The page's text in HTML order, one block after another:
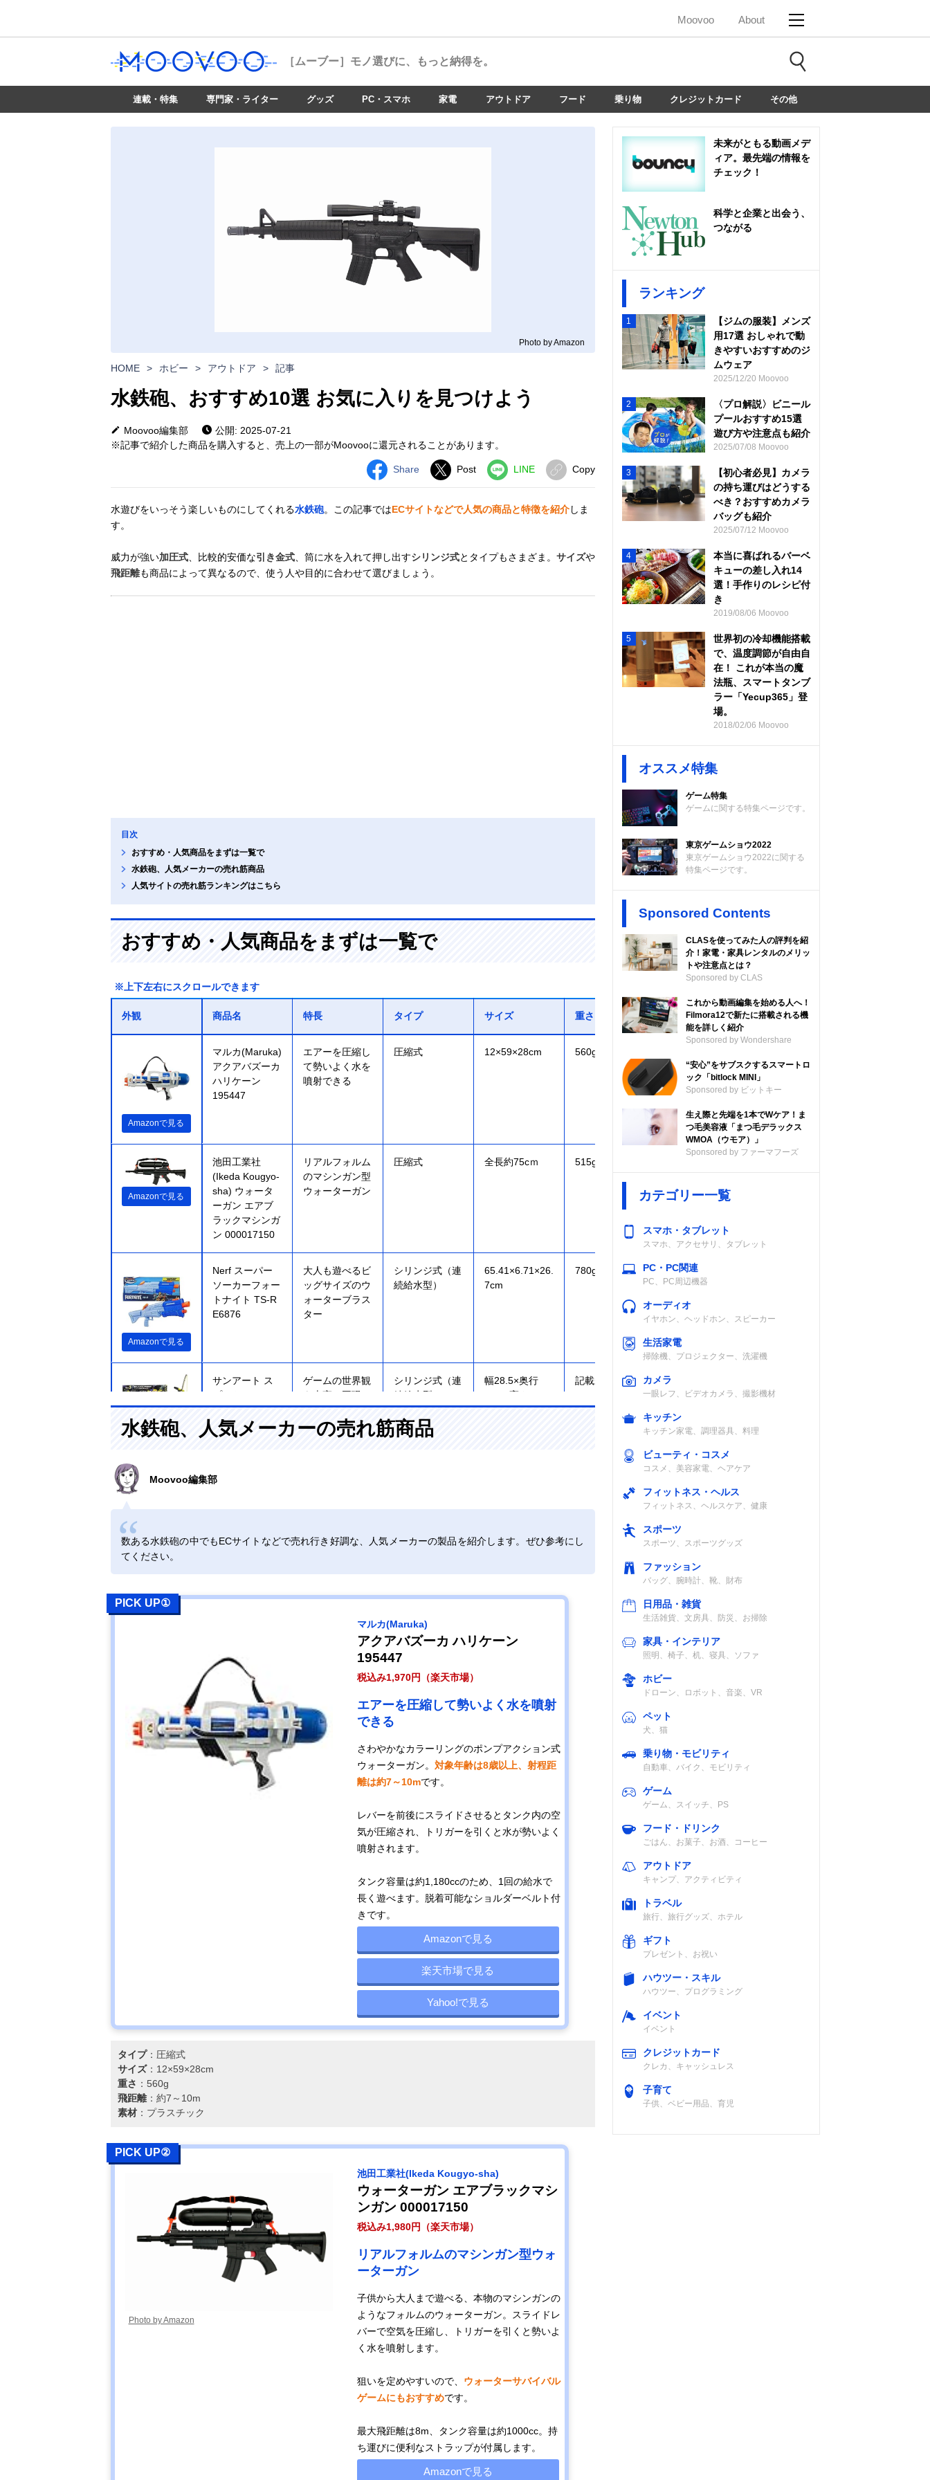
Moovoo About
［ムーブー］ モノ選びに、もっと納得を。
連載・特集 専門家・ライター グッズ PC・スマホ 家電 アウトドア フード 乗り物 クレジットカード その他
Photo by Amazon
HOME > ホビー > アウトドア > 記事
水鉄砲、おすすめ10選 お気に入りを見つけよう
Moovoo編集部
公開: 2025-07-21
※記事で紹介した商品を購入すると、売上の一部がMoovooに還元されることがあります。
Share Post LINE Copy
水遊びをいっそう楽しいものにしてくれる水鉄砲。この記事ではECサイトなどで人気の商品と特徴を紹介しま
す。
威力が強い加圧式、比較的安価な引き金式、筒に水を入れて押し出すシリンジ式とタイプもさまざま。 サイズや
飛距離も商品によって異なるので、使う人や目的に合わせて選びましょう。
目次
おすすめ・人気商品をまずは一覧で
水鉄砲、人気メーカーの売れ筋商品
人気サイトの売れ筋ランキングはこちら
おすすめ・人気商品をまずは一覧で
※上下左右にスクロールできます
外観 商品名 特長 タイプ サイズ 重さ 飛距離 素材
Amazonで見る
マルカ(Maruka)
アクアバズーカ
ハリケーン
195447
エアーを圧縮し
て勢いよく水を
噴射できる
圧縮式 12×59×28cm 560g
Amazonで見る
池田工業社
(Ikeda Kougyo-
sha) ウォータ
ーガン エアブ
ラックマシンガ
ン 000017150
リアルフォルム
のマシンガン型
ウォーターガン
圧縮式 全長約75cｍ 515g
Amazonで見る
Nerf スーパー
ソーカーフォー
トナイト TS-R
E6876
大人も遊べるビ
ッグサイズのウ
ォーターブラス
ター
シリンジ式（連
続給水型）
65.41×6.71×26.
7cm
780g 記載未確認
Amazonで見る
サンアート ス
プラトゥーン3
トライストリン
ガー
ゲームの世界観
を忠実に再現し
た水鉄砲
シリンジ式（連
続給水型）
幅28.5×奥行
12.5×高さ65cm
記載未確認 約5～7m
Amazonで見る
すみっコぐらし
でっぽう
ン
約7～9m
Amazonで見る
(AGATSUMA)
ルでも使えるシ
発型）
奥行55mm
記載未確認
オンダ フェア
リー
かわいいパステ
引金式 約3.5m プラスチック
Amazonで見る
池田工業社
(Ikeda Kougyo-
sha) ウォータ
ーガン ブラッ
クガバメントW
リロードアクシ
ョンが楽しめる
ウォーターガン
引金式 約5m
連続で水を噴射
できる電動式ウ
ォーターガン
電動式
約幅22×奥行
5.5×高さ
ウォーターサバ
ゲーに使える電
シリンジ式（単
発型）
約全長255mm 約7m
水鉄砲、人気メーカーの売れ筋商品
Moovoo編集部
数ある水鉄砲の中でもECサイトなどで売れ行き好調な、人気メーカーの製品を紹介します。ぜひ参考にし
てください。
PICK UP①
マルカ(Maruka)
アクアバズーカ ハリケーン
195447
税込み1,970円（楽天市場）
エアーを圧縮して勢いよく水を噴射
できる
さわやかなカラーリングのポンプアクション式
ウォーターガン。 対象年齢は8歳以上、射程距
離は約7～10mです。
レバーを前後にスライドさせるとタンク内の空
気が圧縮され、トリガーを引くと水が勢いよく
噴射されます。
タンク容量は約1,180ccのため、1回の給水で
長く遊べます。脱着可能なショルダーベルト付
きです。
Amazonで見る
楽天市場で見る
Yahoo!で見る
タイプ：圧縮式
サイズ：12×59×28cm
重さ ：560g
飛距離：約7～10m
素材：プラスチック
PICK UP②
Photo by Amazon
池田工業社(Ikeda Kougyo-sha)
ウォーターガン エアブラックマシ
ンガン 000017150
税込み1,980円（楽天市場）
リアルフォルムのマシンガン型ウォ
ーターガン
子供から大人まで遊べる、本物のマシンガンの
ようなフォルムのウォーターガン。スライドレ
バーで空気を圧縮し、トリガーを引くと勢いよ
く水を噴射します。
狙いを定めやすいので、 ウォーターサバイバル
ゲームにもおすすめです。
最大飛距離は8m、タンク容量は約1000cc。持
ち運びに便利なストラップが付属します。
Amazonで見る
未来がともる動画メデ
ィア。最先端の情報を
チェック！
科学と企業と出会う、
つながる
ランキング
1
【ジムの服装】メンズ
用17選 おしゃれで動
きやすいおすすめのジ
ムウェア
2025/12/20 Moovoo
2
〈プロ解説〉ビニール
プールおすすめ15選
遊び方や注意点も紹介
2025/07/08 Moovoo
3
【初心者必見】カメラ
の持ち運びはどうする
べき？おすすめカメラ
バッグも紹介
2025/07/12 Moovoo
4
本当に喜ばれるバーベ
キューの差し入れ14
選！手作りのレシピ付
き
2019/08/06 Moovoo
5
世界初の冷却機能搭載
で、温度調節が自由自
在！ これが本当の魔
法瓶、スマートタンブ
ラー「Yecup365」登
場。
2018/02/06 Moovoo
オススメ特集
ゲーム特集
ゲームに関する特集ページです。
東京ゲームショウ2022
東京ゲームショウ2022に関する
特集ページです。
Sponsored Contents
CLASを使ってみた人の評判を紹
介！家電・家具レンタルのメリッ
トや注意点とは？
Sponsored by CLAS
これから動画編集を始める人へ！
Filmora12で新たに搭載される機
能を詳しく紹介
Sponsored by Wondershare
“安心”をサブスクするスマートロ
ック「bitlock MINI」
Sponsored by ビットキー
生え際と先端を1本でWケア！ま
つ毛美容液「まつ毛デラックス
WMOA（ウモア）」
Sponsored by ファーマフーズ
カテゴリー一覧
スマホ・タブレット
スマホ、アクセサリ、タブレット
PC・PC関連
PC、PC周辺機器
オーディオ
イヤホン、ヘッドホン、スピーカー
生活家電
掃除機、プロジェクター、洗濯機
カメラ
一眼レフ、ビデオカメラ、撮影機材
キッチン
キッチン家電、調理器具、料理
ビューティ・コスメ
コスメ、美容家電、ヘアケア
フィットネス・ヘルス
フィットネス、ヘルスケア、健康
スポーツ
スポーツ、スポーツグッズ
ファッション
バッグ、腕時計、靴、財布
日用品・雑貨
生活雑貨、文房具、防災、お掃除
家具・インテリア
照明、椅子、机、寝具、ソファ
ホビー
ドローン、ロボット、音楽、VR
ペット
犬、猫
乗り物・モビリティ
自動車、バイク、モビリティ
ゲーム
ゲーム、スイッチ、PS
フード・ドリンク
ごはん、お菓子、お酒、コーヒー
アウトドア
キャンプ、アクティビティ
トラベル
旅行、旅行グッズ、ホテル
ギフト
プレゼント、お祝い
ハウツー・スキル
ハウツー、プログラミング
イベント
イベント
クレジットカード
クレカ、キャッシュレス
子育て
子供、ベビー用品、育児